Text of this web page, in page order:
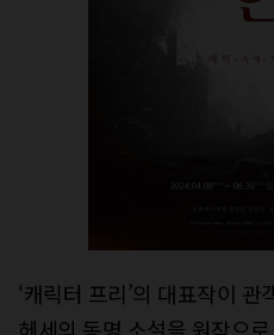
‘캐릭터 프리’의 대표작이
헤세의 동명 소설을 원작으